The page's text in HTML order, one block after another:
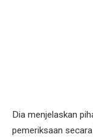
Dia menjelaskan
pemeriksaan